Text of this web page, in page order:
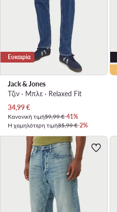
Ευκαιρία
Jack & Jones
Τζιν · Μπλε · Relaxed Fit
Τρέχουσα τιμή
34,99€
Κανονική τιμή59,99 €-41%
Η χαμηλότερη τιμή35,99 €-2%